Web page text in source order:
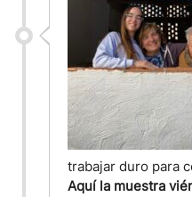
trabajar duro para
Aquí la muestra